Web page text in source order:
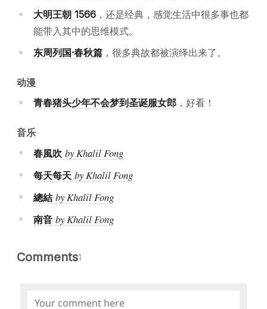
大明王朝 1566 ，还是经典，感觉生活中很多事也都
能带入其中的思维模式。
东周列国·春秋篇 ，很多典故都被演绎出来了。
动漫
青春猪头少年不会梦到圣诞服女郎 ，好看！
音乐
春風吹 by Khalil Fong
每天每天 by Khalil Fong
總結 by Khalil Fong
南音 by Khalil Fong
Comments1